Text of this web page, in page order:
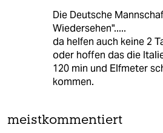
Die Deutsche
Wiedersehen".....
da helfen auch keine 2
oder hoffen das die
120 min und Elfmeter
kommen.
meistkommentiert